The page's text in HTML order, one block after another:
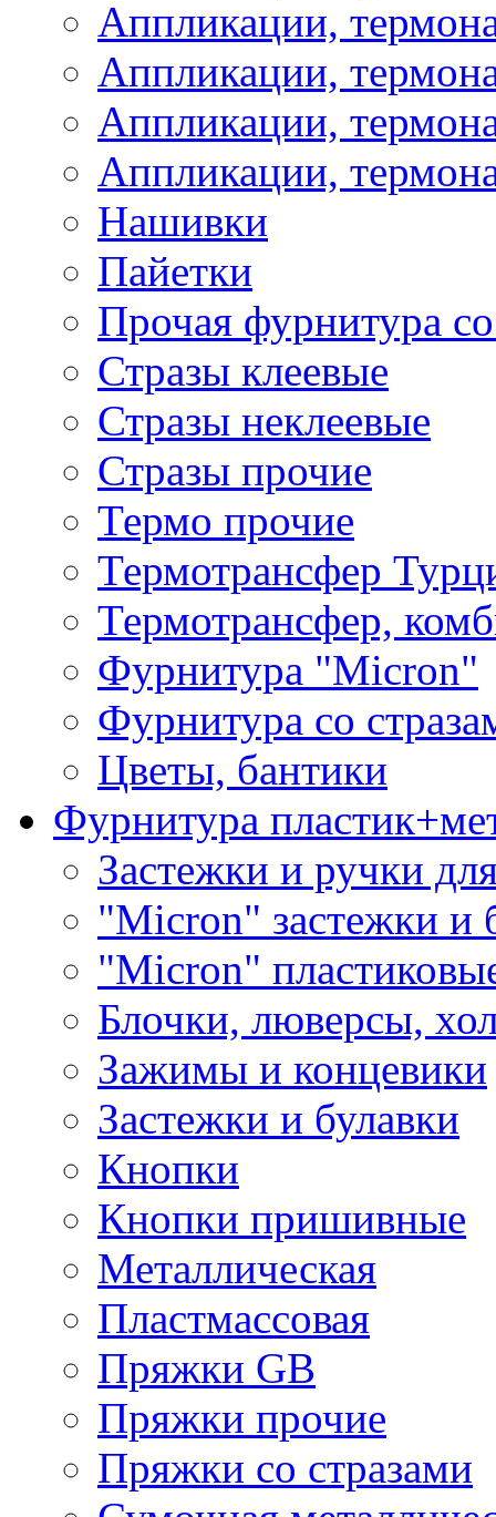
Аппликации,
Аппликации,
Аппликации,
Аппликации,
Нашивки
Пайетки
Прочая фурнитура
Стразы клеевые
Стразы неклеевые
Стразы прочие
Термо прочие
Термотрансфер
Термотрансфер,
Фурнитура "Micron"
Фурнитура со
Цветы, бантики
Фурнитура
Застежки и ручки
"Micron" застежки и
"Micron"
Блочки, люверсы,
Зажимы и концевики
Застежки и булавки
Кнопки
Кнопки пришивные
Металлическая
Пластмассовая
Пряжки GB
Пряжки прочие
Пряжки со стразами